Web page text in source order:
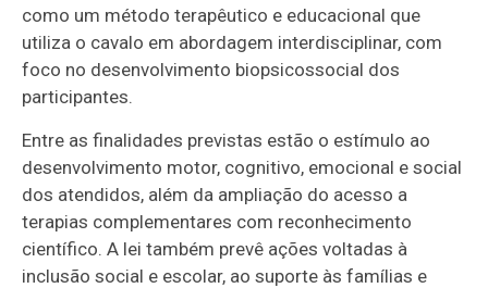
como um método terapêutico e educacional que
utiliza o cavalo em abordagem interdisciplinar, com
foco no desenvolvimento biopsicossocial dos
participantes.
Entre as finalidades previstas estão o estímulo ao
desenvolvimento motor, cognitivo, emocional e social
dos atendidos, além da ampliação do acesso a
terapias complementares com reconhecimento
científico. A lei também prevê ações voltadas à
inclusão social e escolar, ao suporte às famílias e